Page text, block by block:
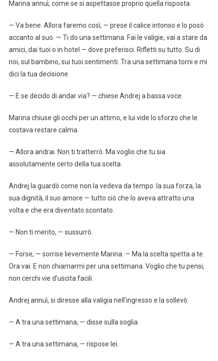
Marina annuì, come se si aspettasse proprio quella risposta.
— Va bene. Allora faremo così, — prese il calice intonso e lo posò
accanto al suo. — Ti do una settimana. Fai le valigie, vai a stare da
amici, dai tuoi o in hotel — dove preferisci. Rifletti su tutto. Su di
noi, sul bambino, sui tuoi sentimenti. Tra una settimana torni e mi
dici la tua decisione.
— E se decido di andar via? — chiese Andrej a bassa voce.
Marina chiuse gli occhi per un attimo, e lui vide lo sforzo che le
costava restare calma.
— Allora andrai. Non ti tratterrò. Ma voglio che tu sia
assolutamente certo della tua scelta.
Andrej la guardò come non la vedeva da tempo: la sua forza, la
sua dignità, il suo amore — tutto ciò che lo aveva attratto una
volta e che era diventato scontato.
— Non ti merito, — sussurrò.
— Forse, — sorrise lievemente Marina. — Ma la scelta spetta a te.
Ora vai. E non chiamarmi per una settimana. Voglio che tu pensi,
non cerchi vie d’uscita facili.
Andrej annuì, si diresse alla valigia nell’ingresso e la sollevò.
— A tra una settimana, — disse sulla soglia.
— A tra una settimana, — rispose lei.